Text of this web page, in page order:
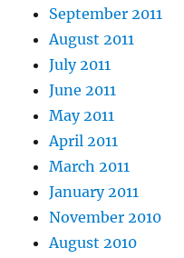
September 2011
August 2011
July 2011
June 2011
May 2011
April 2011
March 2011
January 2011
November 2010
August 2010